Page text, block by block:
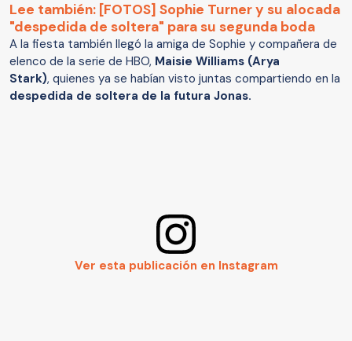
Lee también: [FOTOS] Sophie Turner y su alocada
"despedida de soltera" para su segunda boda
A la fiesta también llegó la amiga de Sophie y compañera de
elenco de la serie de HBO, Maisie Williams (Arya
Stark), quienes ya se habían visto juntas compartiendo en la
despedida de soltera de la futura Jonas.
Ver esta publicación en Instagram